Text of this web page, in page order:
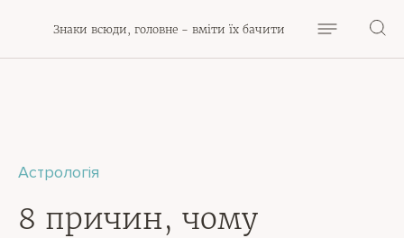
Знаки всюди, головне - вміти їх бачити
Астрологія
8 причин, чому